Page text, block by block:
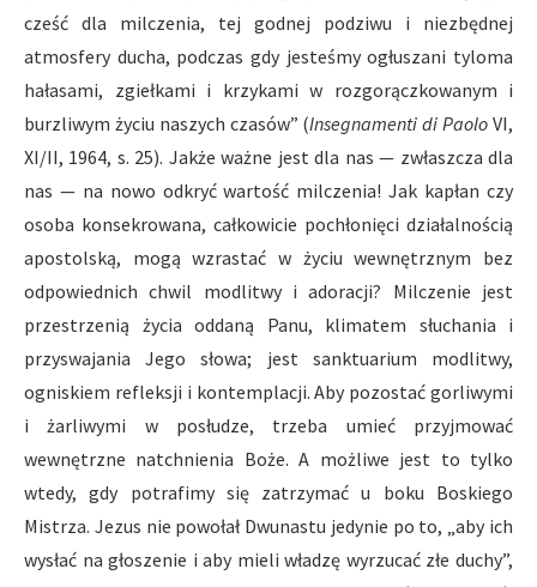
cześć dla milczenia, tej godnej podziwu i niezbędnej
atmosfery ducha, podczas gdy jesteśmy ogłuszani tyloma
hałasami, zgiełkami i krzykami w rozgorączkowanym i
burzliwym życiu naszych czasów” (Insegnamenti di Paolo VI,
XI/II, 1964, s. 25). Jakże ważne jest dla nas — zwłaszcza dla
nas — na nowo odkryć wartość milczenia! Jak kapłan czy
osoba konsekrowana, całkowicie pochłonięci działalnością
apostolską, mogą wzrastać w życiu wewnętrznym bez
odpowiednich chwil modlitwy i adoracji? Milczenie jest
przestrzenią życia oddaną Panu, klimatem słuchania i
przyswajania Jego słowa; jest sanktuarium modlitwy,
ogniskiem refleksji i kontemplacji. Aby pozostać gorliwymi
i żarliwymi w posłudze, trzeba umieć przyjmować
wewnętrzne natchnienia Boże. A możliwe jest to tylko
wtedy, gdy potrafimy się zatrzymać u boku Boskiego
Mistrza. Jezus nie powołał Dwunastu jedynie po to, „aby ich
wysłać na głoszenie i aby mieli władzę wyrzucać złe duchy”,